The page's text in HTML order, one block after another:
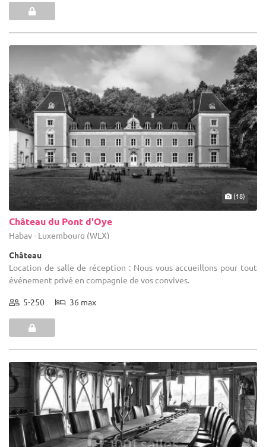
(18)
Château du Pont d'Oye
Habay - Luxembourg (WLX)
Château
Location de salle de réception : Nous vous accueillons pour tout
événement privé en compagnie de vos convives.
5-250 36 max